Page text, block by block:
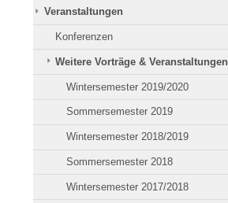
Veranstaltungen
Konferenzen
Weitere Vorträge & Veranstaltungen
Wintersemester 2019/2020
Sommersemester 2019
Wintersemester 2018/2019
Sommersemester 2018
Wintersemester 2017/2018